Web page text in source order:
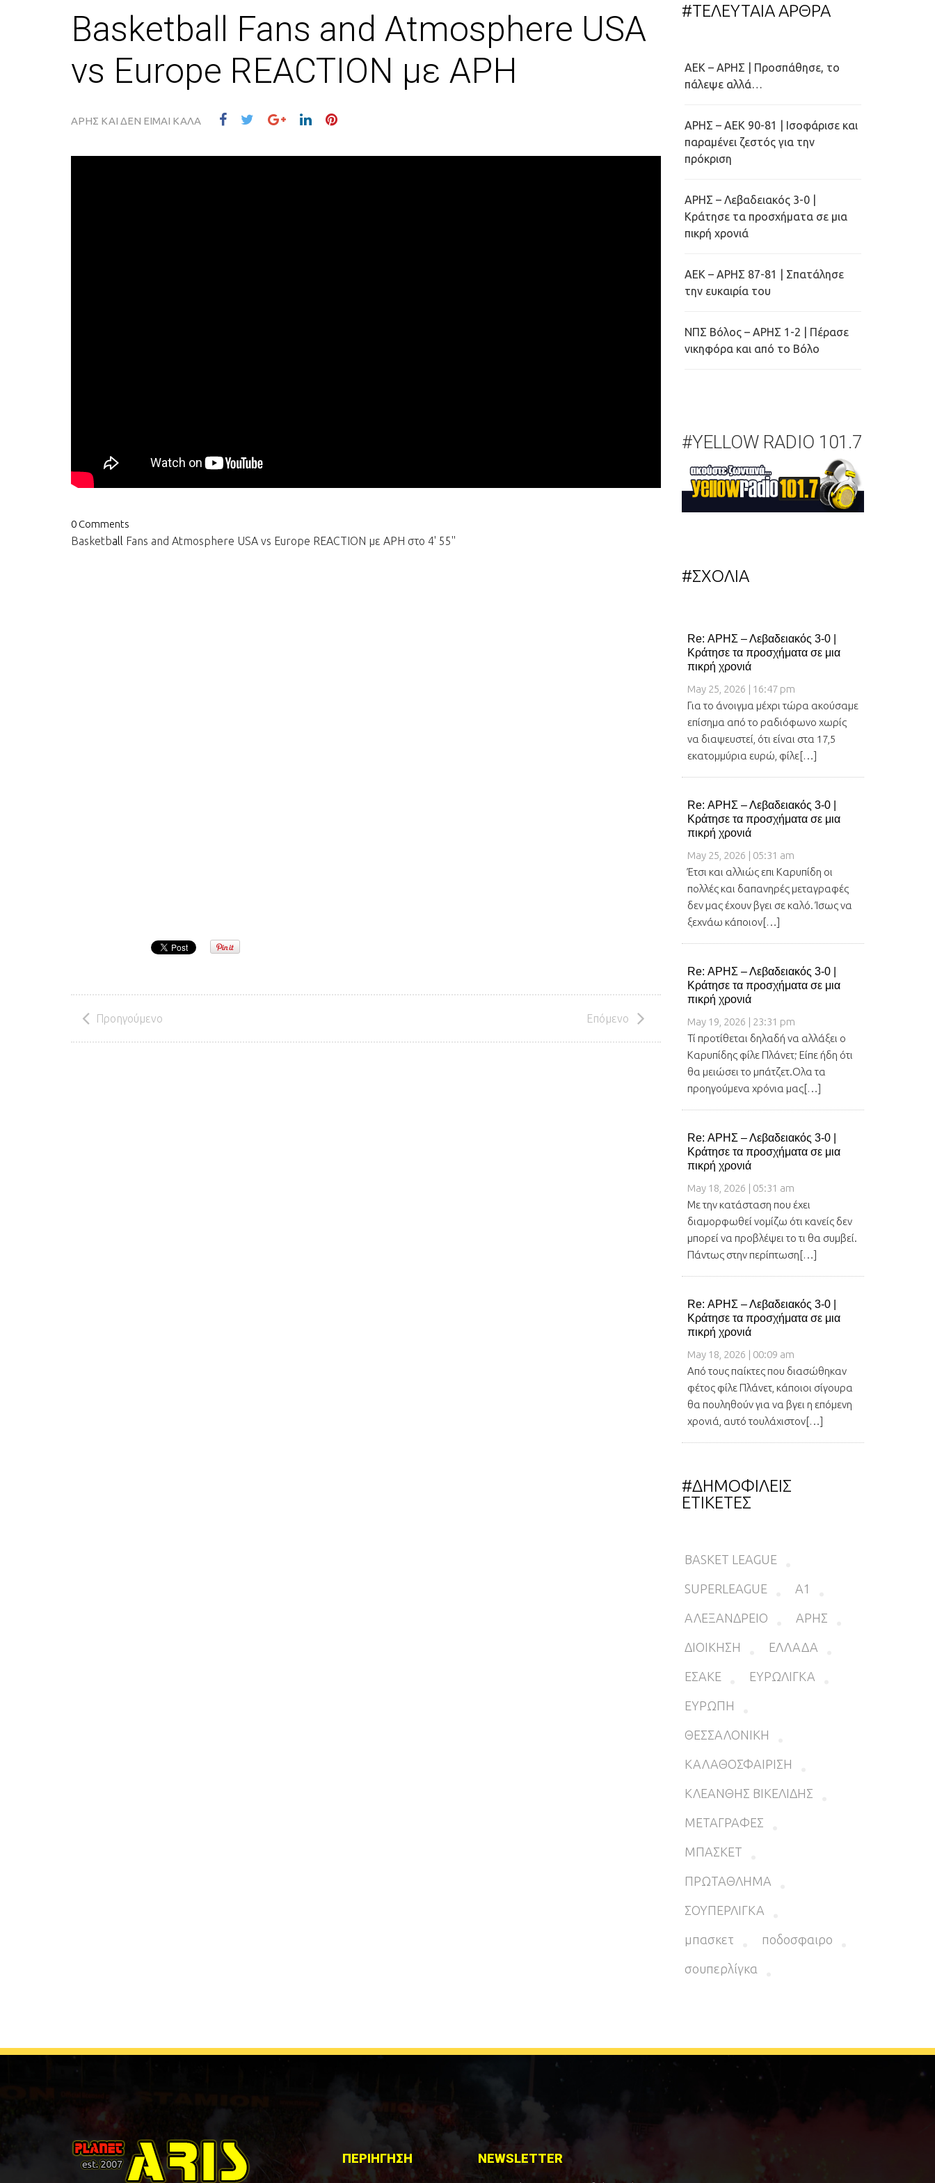
Basketball Fans and Atmosphere USA
vs Europe REACTION με ΑΡΗ
ΑΡΗΣ ΚΑΙ ΔΕΝ ΕΙΜΑΙ ΚΑΛΑ
0 Comments
Basketball Fans and Atmosphere USA vs Europe REACTION με ΑΡΗ στο 4' 55''
Προηγούμενο Επόμενο
#ΤΕΛΕΥΤΑΙΑ ΑΡΘΡΑ
ΑΕΚ – ΑΡΗΣ | Προσπάθησε, το
πάλεψε αλλά…
ΑΡΗΣ – ΑΕΚ 90-81 | Ισοφάρισε και
παραμένει ζεστός για την
πρόκριση
ΑΡΗΣ – Λεβαδειακός 3-0 |
Κράτησε τα προσχήματα σε μια
πικρή χρονιά
ΑΕΚ – ΑΡΗΣ 87-81 | Σπατάλησε
την ευκαιρία του
ΝΠΣ Βόλος – ΑΡΗΣ 1-2 | Πέρασε
νικηφόρα και από το Βόλο
#YELLOW RADIO 101.7
#ΣΧΟΛΙΑ
Re: ΑΡΗΣ – Λεβαδειακός 3-0 |
Κράτησε τα προσχήματα σε μια
πικρή χρονιά
May 25, 2026 | 16:47 pm
Για το άνοιγμα μέχρι τώρα ακούσαμε
επίσημα από το ραδιόφωνο χωρίς
να διαψευστεί, ότι είναι στα 17,5
εκατομμύρια ευρώ, φίλε[…]
Re: ΑΡΗΣ – Λεβαδειακός 3-0 |
Κράτησε τα προσχήματα σε μια
πικρή χρονιά
May 25, 2026 | 05:31 am
Έτσι και αλλιώς επι Καρυπίδη οι
πολλές και δαπανηρές μεταγραφές
δεν μας έχουν βγει σε καλό. Ίσως να
ξεχνάω κάποιον[…]
Re: ΑΡΗΣ – Λεβαδειακός 3-0 |
Κράτησε τα προσχήματα σε μια
πικρή χρονιά
May 19, 2026 | 23:31 pm
Τί προτίθεται δηλαδή να αλλάξει ο
Καρυπίδης φίλε Πλάνετ; Είπε ήδη ότι
θα μειώσει το μπάτζετ.Ολα τα
προηγούμενα χρόνια μας[…]
Re: ΑΡΗΣ – Λεβαδειακός 3-0 |
Κράτησε τα προσχήματα σε μια
πικρή χρονιά
May 18, 2026 | 05:31 am
Με την κατάσταση που έχει
διαμορφωθεί νομίζω ότι κανείς δεν
μπορεί να προβλέψει το τι θα συμβεί.
Πάντως στην περίπτωση[…]
Re: ΑΡΗΣ – Λεβαδειακός 3-0 |
Κράτησε τα προσχήματα σε μια
πικρή χρονιά
May 18, 2026 | 00:09 am
Από τους παίκτες που διασώθηκαν
φέτος φίλε Πλάνετ, κάποιοι σίγουρα
θα πουληθούν για να βγει η επόμενη
χρονιά, αυτό τουλάχιστον[…]
#ΔΗΜΟΦΙΛΕΙΣ
ΕΤΙΚΕΤΕΣ
BASKET LEAGUE
SUPERLEAGUE Α1
ΑΛΕΞΑΝΔΡΕΙΟ ΑΡΗΣ
ΔΙΟΙΚΗΣΗ ΕΛΛΑΔΑ
ΕΣΑΚΕ ΕΥΡΩΛΙΓΚΑ
ΕΥΡΩΠΗ
ΘΕΣΣΑΛΟΝΙΚΗ
ΚΑΛΑΘΟΣΦΑΙΡΙΣΗ
ΚΛΕΑΝΘΗΣ ΒΙΚΕΛΙΔΗΣ
ΜΕΤΑΓΡΑΦΕΣ
ΜΠΑΣΚΕΤ
ΠΡΩΤΑΘΛΗΜΑ
ΣΟΥΠΕΡΛΙΓΚΑ
μπασκετ ποδοσφαιρο
σουπερλίγκα
ΠΕΡΙΗΓΗΣΗ NEWSLETTER